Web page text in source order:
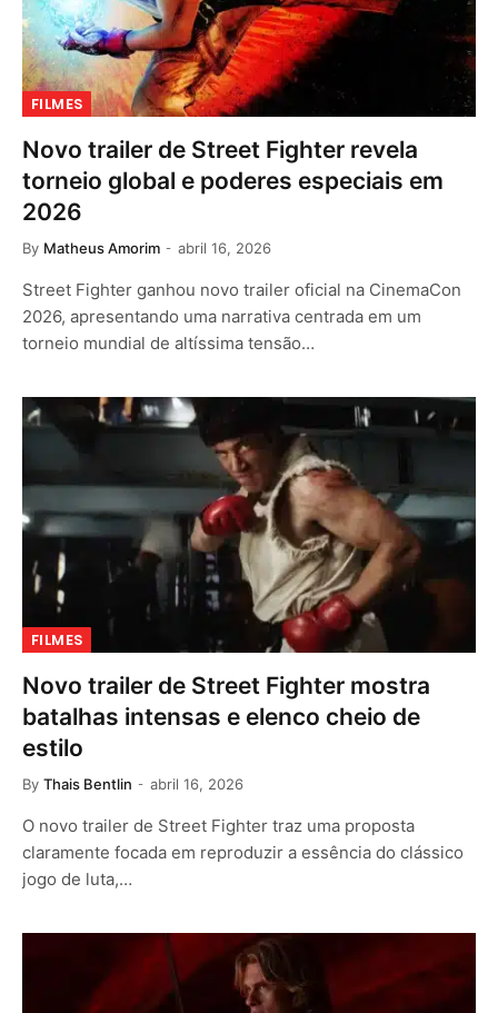
FILMES
Novo trailer de Street Fighter revela
torneio global e poderes especiais em
2026
By Matheus Amorim abril 16, 2026
Street Fighter ganhou novo trailer oficial na CinemaCon
2026, apresentando uma narrativa centrada em um
torneio mundial de altíssima tensão…
FILMES
Novo trailer de Street Fighter mostra
batalhas intensas e elenco cheio de
estilo
By Thais Bentlin abril 16, 2026
O novo trailer de Street Fighter traz uma proposta
claramente focada em reproduzir a essência do clássico
jogo de luta,…